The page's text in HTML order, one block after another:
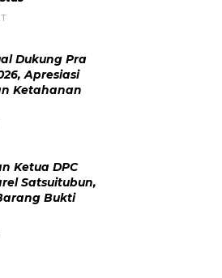
Dukung Pra
Apresiasi
Ketahanan
Ketua DPC
Satsuitubun,
Bukti